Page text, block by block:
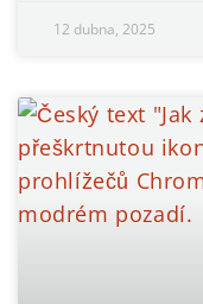
12 dubna, 2025